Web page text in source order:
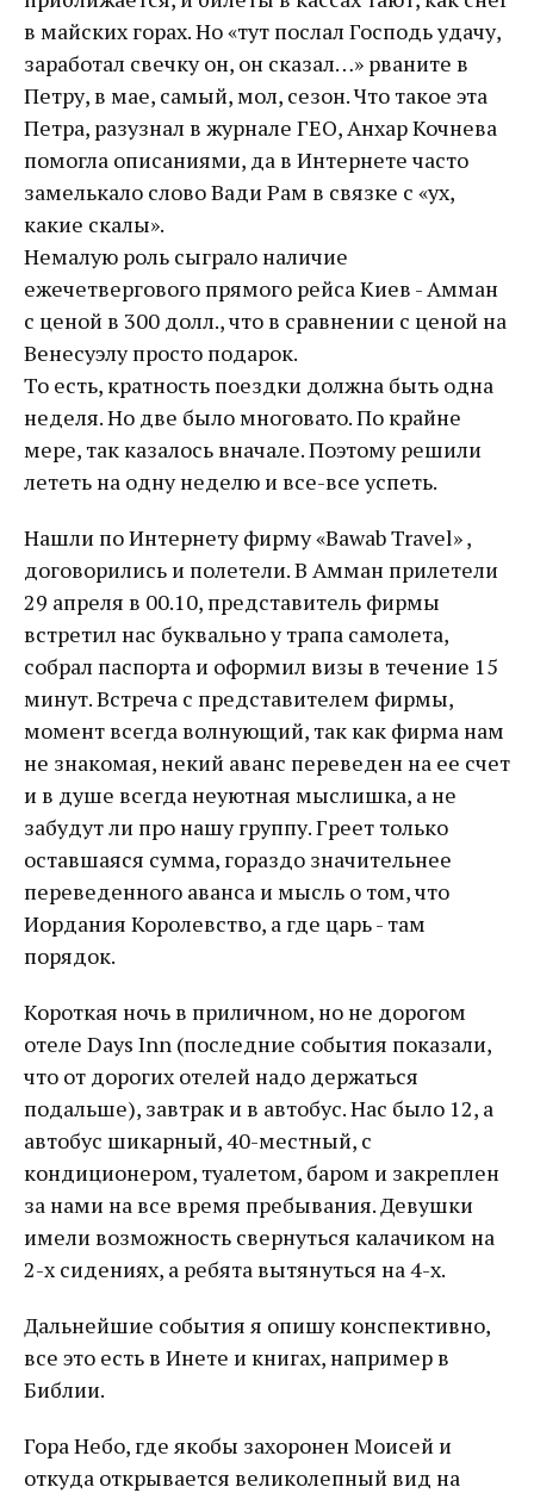
в майских горах. Но «тут послал Господь удачу,
заработал свечку он, он сказал…» рваните в
Петру, в мае, самый, мол, сезон. Что такое эта
Петра, разузнал в журнале ГЕО, Анхар Кочнева
помогла описаниями, да в Интернете часто
замелькало слово Вади Рам в связке с «ух,
какие скалы».
Немалую роль сыграло наличие
ежечетвергового прямого рейса Киев - Амман
с ценой в 300 долл., что в сравнении с ценой на
Венесуэлу просто подарок.
То есть, кратность поездки должна быть одна
неделя. Но две было многовато. По крайне
мере, так казалось вначале. Поэтому решили
лететь на одну неделю и все-все успеть.
Нашли по Интернету фирму «Bawab Travel» ,
договорились и полетели. В Амман прилетели
29 апреля в 00.10, представитель фирмы
встретил нас буквально у трапа самолета,
собрал паспорта и оформил визы в течение 15
минут. Встреча с представителем фирмы,
момент всегда волнующий, так как фирма нам
не знакомая, некий аванс переведен на ее счет
и в душе всегда неуютная мыслишка, а не
забудут ли про нашу группу. Греет только
оставшаяся сумма, гораздо значительнее
переведенного аванса и мысль о том, что
Иордания Королевство, а где царь - там
порядок.
Короткая ночь в приличном, но не дорогом
отеле Days Inn (последние события показали,
что от дорогих отелей надо держаться
подальше), завтрак и в автобус. Нас было 12, а
автобус шикарный, 40-местный, с
кондиционером, туалетом, баром и закреплен
за нами на все время пребывания. Девушки
имели возможность свернуться калачиком на
2-х сидениях, а ребята вытянуться на 4-х.
Дальнейшие события я опишу конспективно,
все это есть в Инете и книгах, например в
Библии.
Гора Небо, где якобы захоронен Моисей и
откуда открывается великолепный вид на